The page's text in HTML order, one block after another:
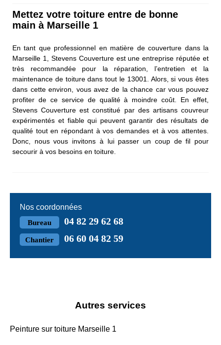
Mettez votre toiture entre de bonne
main à Marseille 1
En tant que professionnel en matière de couverture dans la
Marseille 1, Stevens Couverture est une entreprise réputée et
très recommandée pour la réparation, l’entretien et la
maintenance de toiture dans tout le 13001. Alors, si vous êtes
dans cette environ, vous avez de la chance car vous pouvez
profiter de ce service de qualité à moindre coût. En effet,
Stevens Couverture est constitué par des artisans couvreur
expérimentés et fiable qui peuvent garantir des résultats de
qualité tout en répondant à vos demandes et à vos attentes.
Donc, nous vous invitons à lui passer un coup de fil pour
secourir à vos besoins en toiture.
Nos coordonnées
Bureau 04 82 29 62 68
Chantier 06 60 04 82 59
Autres services
Peinture sur toiture Marseille 1